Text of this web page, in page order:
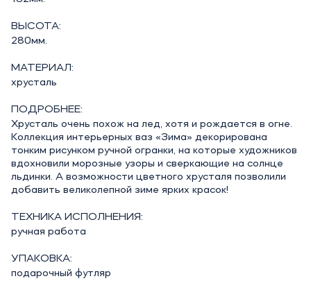
ВЫСОТА:
280мм.
МАТЕРИАЛ:
хрусталь
ПОДРОБНЕЕ:
Хрусталь очень похож на лед, хотя и рождается в огне.
Коллекция интерьерных ваз «Зима» декорирована
тонким рисунком ручной огранки, на которые художников
вдохновили морозные узоры и сверкающие на солнце
льдинки. А возможности цветного хрусталя позволили
добавить великолепной зиме ярких красок!
ТЕХНИКА ИСПОЛНЕНИЯ:
ручная работа
УПАКОВКА:
подарочный футляр